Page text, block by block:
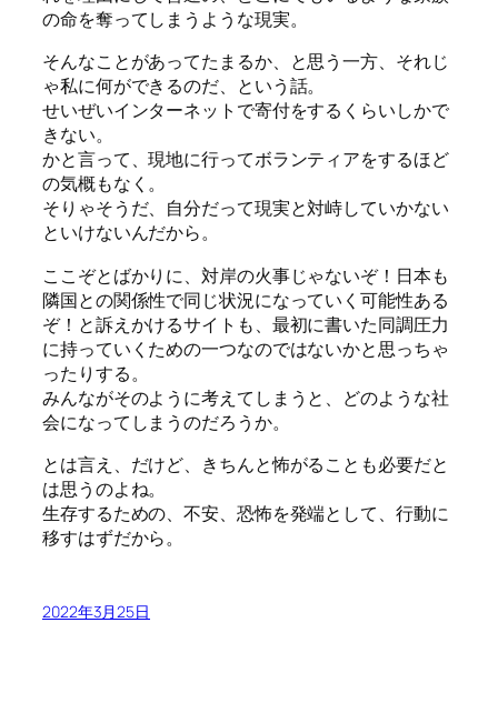
の命を奪ってしまうような現実。
そんなことがあってたまるか、と思う一方、それじ
ゃ私に何ができるのだ、という話。
せいぜいインターネットで寄付をするくらいしかで
きない。
かと言って、現地に行ってボランティアをするほど
の気概もなく。
そりゃそうだ、自分だって現実と対峙していかない
といけないんだから。
ここぞとばかりに、対岸の火事じゃないぞ！日本も
隣国との関係性で同じ状況になっていく可能性ある
ぞ！と訴えかけるサイトも、最初に書いた同調圧力
に持っていくための一つなのではないかと思っちゃ
ったりする。
みんながそのように考えてしまうと、どのような社
会になってしまうのだろうか。
とは言え、だけど、きちんと怖がることも必要だと
は思うのよね。
生存するための、不安、恐怖を発端として、行動に
移すはずだから。
2022年3月25日